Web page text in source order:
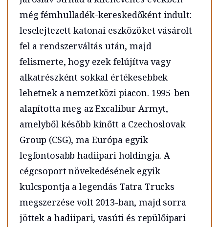
még fémhulladék-kereskedőként indult:
leselejtezett katonai eszközöket vásárolt
fel a rendszerváltás után, majd
felismerte, hogy ezek felújítva vagy
alkatrészként sokkal értékesebbek
lehetnek a nemzetközi piacon. 1995-ben
alapította meg az Excalibur Armyt,
amelyből később kinőtt a Czechoslovak
Group (CSG), ma Európa egyik
legfontosabb hadiipari holdingja. A
cégcsoport növekedésének egyik
kulcspontja a legendás Tatra Trucks
megszerzése volt 2013-ban, majd sorra
jöttek a hadiipari, vasúti és repülőipari